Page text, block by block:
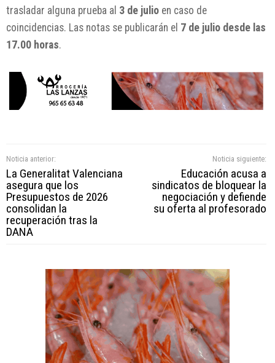
trasladar alguna prueba al 3 de julio en caso de
coincidencias. Las notas se publicarán el 7 de julio desde las
17.00 horas.
Noticia anterior:
La Generalitat Valenciana
asegura que los
Presupuestos de 2026
consolidan la
recuperación tras la
DANA
Noticia siguiente:
Educación acusa a
sindicatos de bloquear la
negociación y defiende
su oferta al profesorado